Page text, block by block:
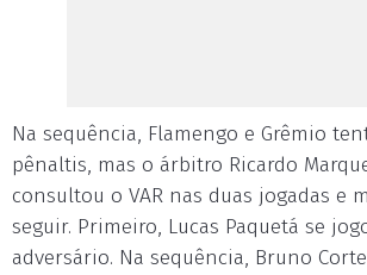
Na sequência, Flamengo e Grêmio
pênaltis, mas o árbitro Ricardo
consultou o VAR nas duas jogadas e
seguir. Primeiro, Lucas Paquetá se
adversário. Na sequência, Bruno